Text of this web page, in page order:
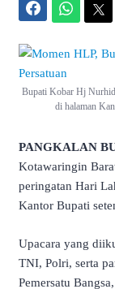
Bupati Kobar Hj
di halaman
PANGKALAN
Kotawaringin
peringatan Hari
Kantor Bupati
Upacara yang
TNI, Polri, serta
Pemersatu